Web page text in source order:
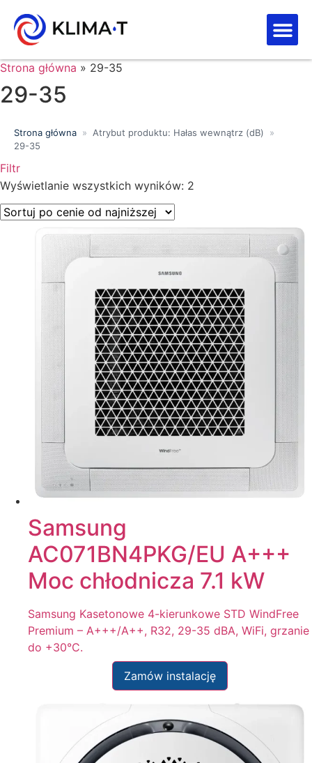
Strona główna » 29-35
29-35
Strona główna » Atrybut produktu: Hałas wewnątrz (dB)
»
29-35
Filtr
Wyszukiwanie tekstowe
Kategorie produktów
Klasa energetyczna
Moc chłodnicza (kW)
Wykończenie
Wyświetlanie wszystkich wyników: 2
Samsung
AC071BN4PKG/EU A+++
Moc chłodnicza 7.1 kW
Samsung Kasetonowe 4-kierunkowe STD WindFree
Premium – A+++/A++, R32, 29-35 dBA, WiFi, grzanie
do +30°C.
Zamów instalację